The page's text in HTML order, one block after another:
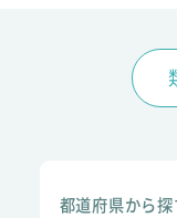
都道府県から探